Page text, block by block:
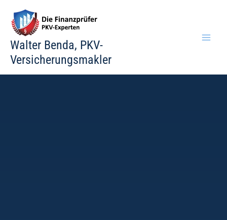
Inhalt
springen
Walter Benda, PKV-
Versicherungsmakler